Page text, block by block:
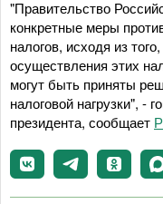
"Правительство
конкретные меры
налогов, исходя из
осуществления этих
могут быть приняты
налоговой нагрузки", -
президента, сообщает